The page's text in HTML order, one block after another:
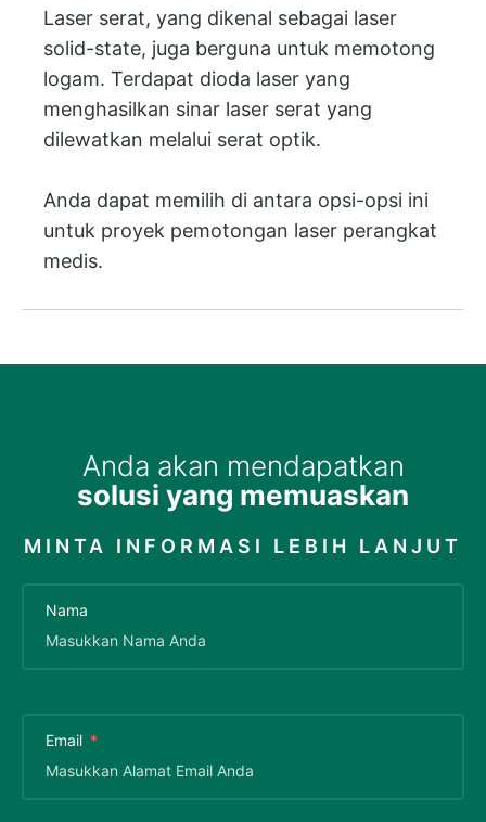
Laser serat, yang dikenal sebagai laser
solid-state, juga berguna untuk memotong
logam. Terdapat dioda laser yang
menghasilkan sinar laser serat yang
dilewatkan melalui serat optik.
Anda dapat memilih di antara opsi-opsi ini
untuk proyek pemotongan laser perangkat
medis.
Anda akan mendapatkan
solusi yang memuaskan
MINTA INFORMASI LEBIH LANJUT
Nama
Email